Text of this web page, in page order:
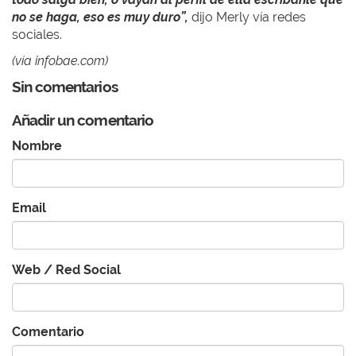
no se haga, eso es muy duro”, dijo Merly vía redes
sociales.
(vía infobae.com)
Sin comentarios
Añadir un comentario
Nombre
Email
Web / Red Social
Comentario